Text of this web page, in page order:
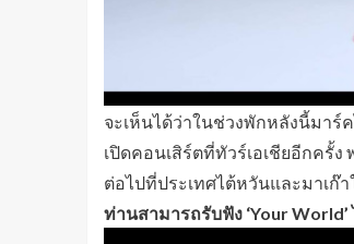
จะเห็นได้ว่าในช่วงพักหลังนี้มาร์
เปิดคอนเสิร์ตที่ทัวร์เอเชียอีกครั้
ต่อไปที่ประเทศไต้หวันและมาเก๊
ท่านสามารถรับฟัง ‘Your